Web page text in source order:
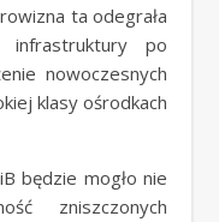
ta odegrała
po
nowoczesnych
klasy ośrodkach
będzie mogło nie
zniszczonych